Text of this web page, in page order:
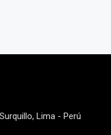
Lima - Perú